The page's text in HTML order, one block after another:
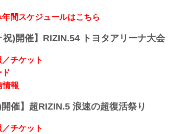
間スケジュールはこちら
･祝)開催】RIZIN.54 トヨタアリーナ大会
チケット
報
開催】超RIZIN.5 浪速の超復活祭り
チケット